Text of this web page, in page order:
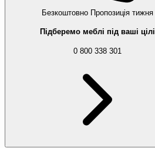
Безкоштовно Пропозиція тижня
Підберемо меблі під ваші цілі
0 800 338 301